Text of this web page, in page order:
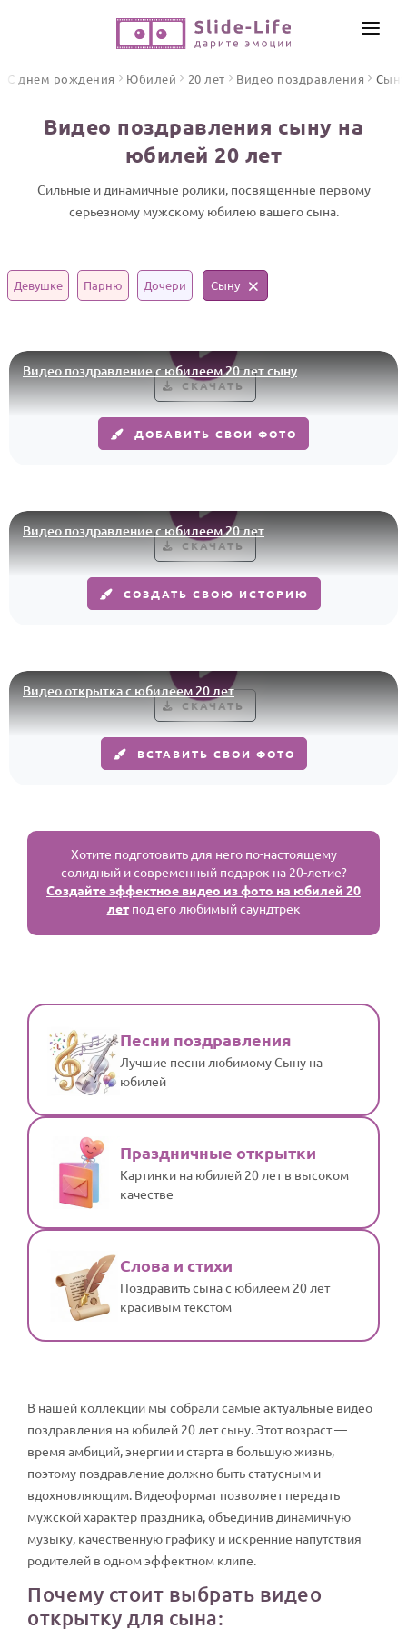
Песни поздравления
Стихи и тексты
Юбилей
Свадьба
Годовщина свадьбы
КОМУ
Женщине
Мужчине
Все родственники
Пожелания
ИНСТРУМЕНТЫ
С днем рождения Юбилей 20 лет Видео поздравления Сыну
Видео поздравления сыну на
юбилей 20 лет
Сильные и динамичные ролики, посвященные первому
серьезному мужскому юбилею вашего сына.
Девушке Парню Дочери Сыну
Видео поздравление с юбилеем 20 лет сыну
СКАЧАТЬ
ДОБАВИТЬ СВОИ ФОТО
Видео поздравление с юбилеем 20 лет
СКАЧАТЬ
СОЗДАТЬ СВОЮ ИСТОРИЮ
Видео открытка с юбилеем 20 лет
СКАЧАТЬ
ВСТАВИТЬ СВОИ ФОТО
Хотите подготовить для него по-настоящему
солидный и современный подарок на 20-летие?
Создайте эффектное видео из фото на юбилей 20
летпод его любимый саундтрек
Песни поздравления
Лучшие песни любимому Сыну на
юбилей
Праздничные открытки
Картинки на юбилей 20 лет в высоком
качестве
Слова и стихи
Поздравить сына с юбилеем 20 лет
красивым текстом
В нашей коллекции мы собрали самые актуальные видео
поздравления на юбилей 20 лет сыну. Этот возраст —
время амбиций, энергии и старта в большую жизнь,
поэтому поздравление должно быть статусным и
вдохновляющим. Видеоформат позволяет передать
мужской характер праздника, объединив динамичную
музыку, качественную графику и искренние напутствия
родителей в одном эффектном клипе.
Почему стоит выбрать видео
открытку для сына: